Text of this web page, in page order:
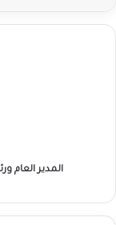
المدير العام